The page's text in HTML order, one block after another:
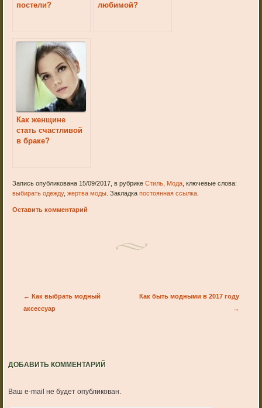
постели?
любимой?
Как женщине
стать счастливой
в браке?
Запись опубликована 15/09/2017, в рубрикеСтиль, Мода, ключевые слова:
выбирать одежду,жертва моды. Закладкапостоянная ссылка.
Оставить комментарий
Post navigation
← Как выбрать модный
аксессуар
Как быть модными в 2017 году
→
ДОБАВИТЬ КОММЕНТАРИЙ
Ваш e-mail не будет опубликован.